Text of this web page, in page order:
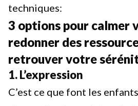
techniques:
3 options pour calmer
redonner des
retrouver votre
1. L’expression
C’est ce que font les